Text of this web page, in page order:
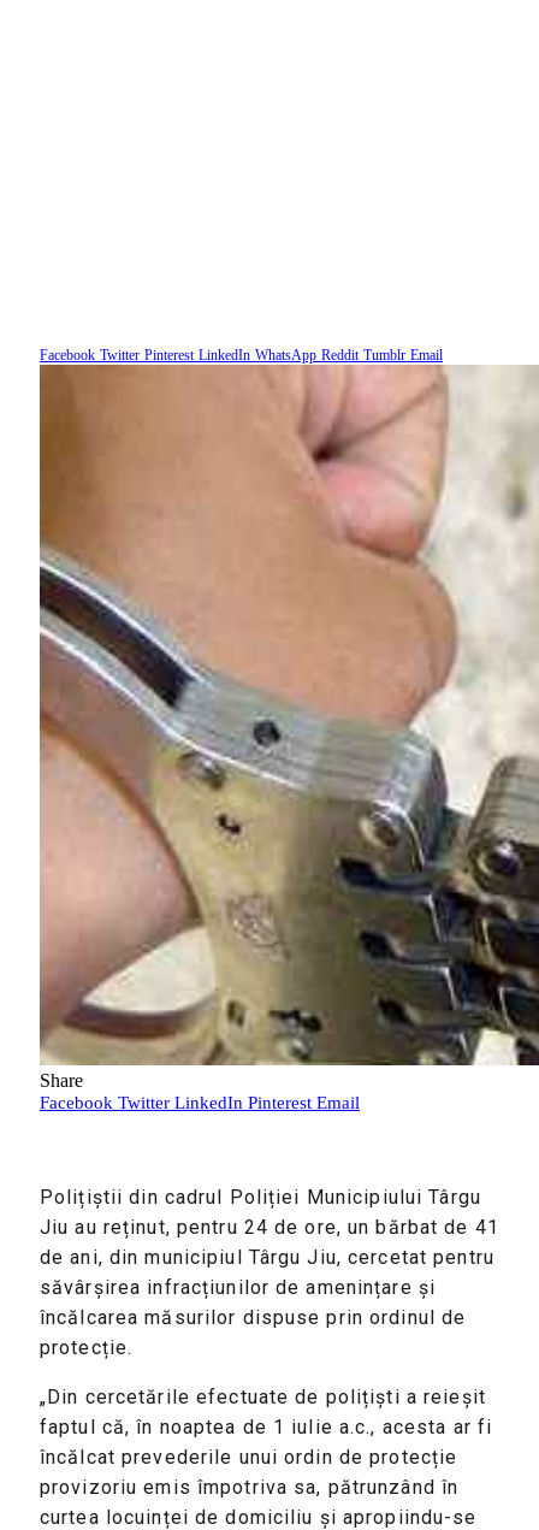
Facebook Twitter Pinterest LinkedIn WhatsApp Reddit Tumblr Email
Share
Facebook Twitter LinkedIn Pinterest Email
Polițiștii din cadrul Poliției Municipiului Târgu
Jiu au reținut, pentru 24 de ore, un bărbat de 41
de ani, din municipiul Târgu Jiu, cercetat pentru
săvârșirea infracțiunilor de amenințare și
încălcarea măsurilor dispuse prin ordinul de
protecție.
„Din cercetările efectuate de polițiști a reieșit
faptul că, în noaptea de 1 iulie a.c., acesta ar fi
încălcat prevederile unui ordin de protecție
provizoriu emis împotriva sa, pătrunzând în
curtea locuinței de domiciliu și apropiindu-se